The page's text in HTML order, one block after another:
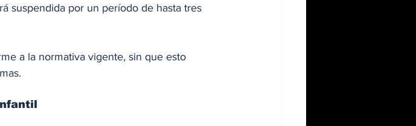
suspendida por un período de hasta tres
a la normativa vigente, sin que esto